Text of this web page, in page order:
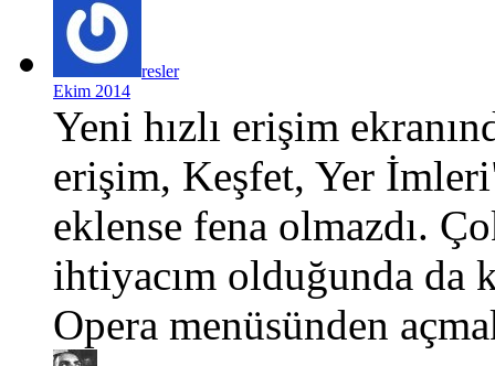
resler
Ekim 2014
Yeni hızlı erişim
erişim, Keşfet, Yer
eklense fena olmazdı.
ihtiyacım olduğunda da
Opera menüsünden